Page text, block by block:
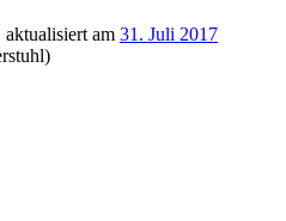
aktualisiert am 31. Juli 2017